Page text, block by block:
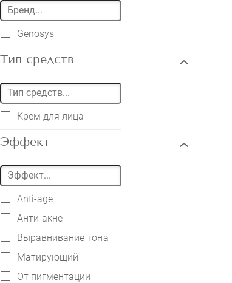
Genosys
Тип средств
Крем для лица
Эффект
Anti-age
Анти-акне
Выравнивание тона
Матирующий
От пигментации